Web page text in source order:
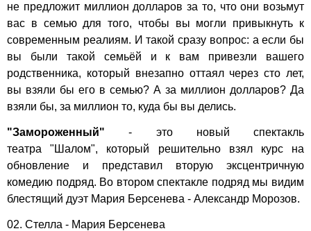
не предложит миллион долларов за то, что они возьмут
вас в семью для того, чтобы вы могли привыкнуть к
современным реалиям. И такой сразу вопрос: а если бы
вы были такой семьёй и к вам привезли вашего
родственника, который внезапно оттаял через сто лет,
вы взяли бы его в семью? А за миллион долларов? Да
взяли бы, за миллион то, куда бы вы делись.
"Замороженный" - это новый спектакль
театра"Шалом", который решительно взял курс на
обновление и представил вторую эксцентричную
комедию подряд. Во второмспектакле подряд мы видим
блестящий дуэт Мария Берсенева - Александр Морозов.
02. Стелла - Мария Берсенева